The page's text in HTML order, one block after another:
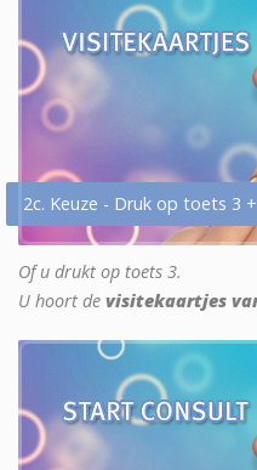
2c. Keuze - Druk op toets 3 +
Of u drukt op toets 3.
U hoort de visitekaartjes